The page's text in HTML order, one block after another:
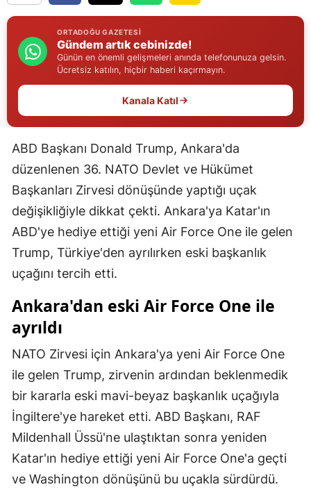
Erzurum
Gaziantep
Hakkari
Hatay
Isparta
Mersin
Kastamonu
Kayseri
Kırklareli
Kırşehir
Kocaeli
ORTADOĞU GAZETESI
Gündem artık cebinizde!
Günün en önemli gelişmeleri anında telefonunuza gelsin.
Ücretsiz katılın, hiçbir haberi kaçırmayın.
Kanala Katıl
ABD Başkanı Donald Trump, Ankara'da
düzenlenen 36. NATO Devlet ve Hükümet
Başkanları Zirvesi dönüşünde yaptığı uçak
değişikliğiyle dikkat çekti. Ankara'ya Katar'ın
ABD'ye hediye ettiği yeni Air Force One ile gelen
Trump, Türkiye'den ayrılırken eski başkanlık
uçağını tercih etti.
Ankara'dan eski Air Force One ile
ayrıldı
NATO Zirvesi için Ankara'ya yeni Air Force One
ile gelen Trump, zirvenin ardından beklenmedik
bir kararla eski mavi-beyaz başkanlık uçağıyla
İngiltere'ye hareket etti. ABD Başkanı, RAF
Mildenhall Üssü'ne ulaştıktan sonra yeniden
Katar'ın hediye ettiği yeni Air Force One'a geçti
ve Washington dönüşünü bu uçakla sürdürdü.